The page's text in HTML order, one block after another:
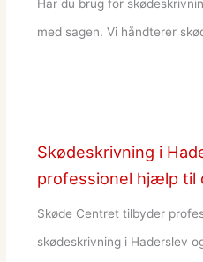
Har du brug for
med sagen. Vi håndterer
Skødeskrivning i
professionel hjælp til
Skøde Centret tilbyder
skødeskrivning i Haderslev